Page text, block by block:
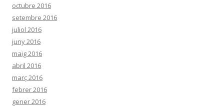
octubre 2016
setembre 2016
juliol 2016
juny 2016
maig 2016
abril 2016
març 2016
febrer 2016
gener 2016